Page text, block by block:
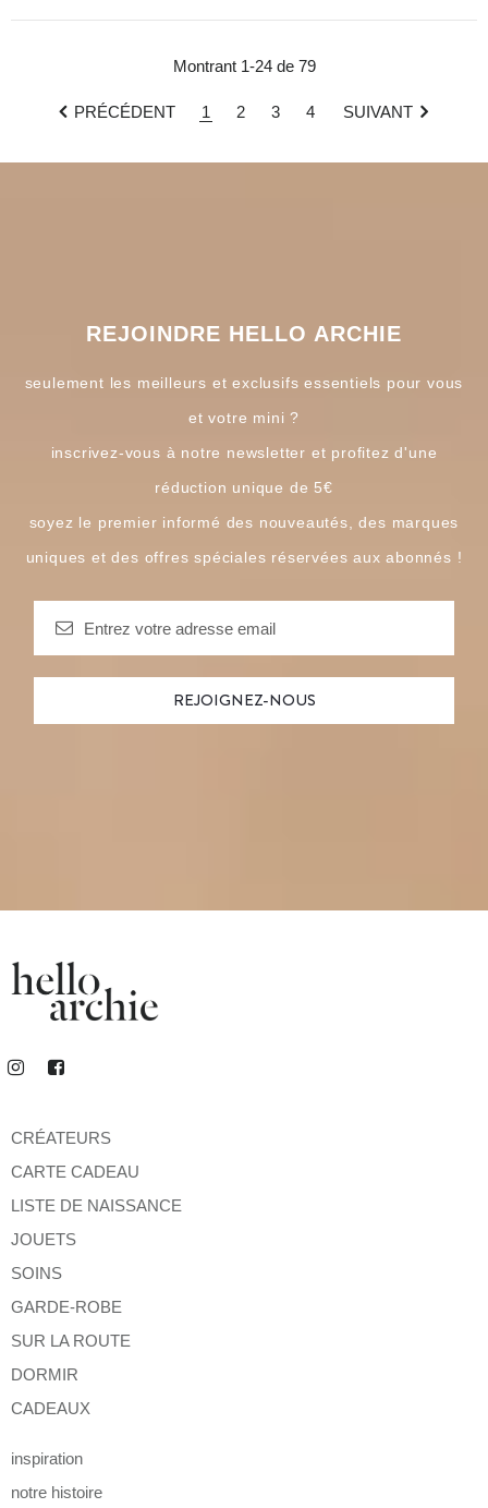
Montrant 1-24 de 79
PRÉCÉDENT 1 2 3 4 SUIVANT
REJOINDRE HELLO ARCHIE
seulement les meilleurs et exclusifs essentiels pour vous
et votre mini ?
inscrivez-vous à notre newsletter et profitez d'une
réduction unique de 5€
soyez le premier informé des nouveautés, des marques
uniques et des offres spéciales réservées aux abonnés !
CRÉATEURS
CARTE CADEAU
LISTE DE NAISSANCE
JOUETS
SOINS
GARDE-ROBE
SUR LA ROUTE
DORMIR
CADEAUX
inspiration
notre histoire